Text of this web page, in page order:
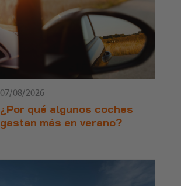
07/08/2026
¿Por qué algunos coches
gastan más en verano?